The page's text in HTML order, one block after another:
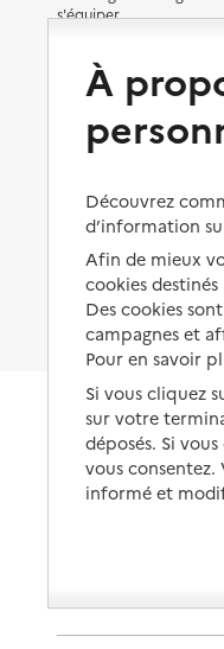
Services ADMR
10 avenue Michel
06150-Cannes
04 92 18 14 30
Contact
Site internet
Rapport HAS
Voir la fiche
Source des données :
Mis à jour le : 01/08/2026
Service
Services ADMR
Adresse
10 avenue Michel
Contact
s'équiper
Préserver son
santé
Organiser à l'avance
protection
Les obligations de la
À qui s’adresser ?
Les politiques du grand
À
Découvrez
d’information
Afin de mieux
cookies
Des cookies
campagnes et
Pour en savoir
Si vous cliquez
sur votre
déposés. Si
vous
informé et